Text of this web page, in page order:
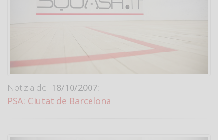
Notizia del 18/10/2007:
PSA: Ciutat de Barcelona